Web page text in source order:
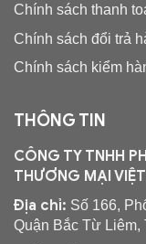
Chính sách thanh
Chính sách đổi trả
Chính sách kiểm
THÔNG TIN
CÔNG TY TNHH
THƯƠNG MẠI VIỆT
Địa chỉ: Số 166,
Quận Bắc Từ Liêm,